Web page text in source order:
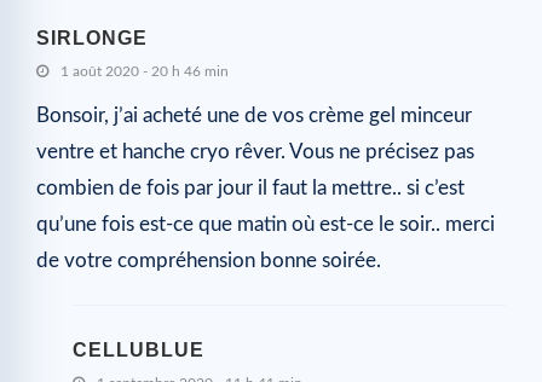
SIRLONGE
1 août 2020 - 20 h 46 min
Bonsoir, j’ai acheté une de vos crème gel minceur
ventre et hanche cryo rêver. Vous ne précisez pas
combien de fois par jour il faut la mettre.. si c’est
qu’une fois est-ce que matin où est-ce le soir.. merci
de votre compréhension bonne soirée.
CELLUBLUE